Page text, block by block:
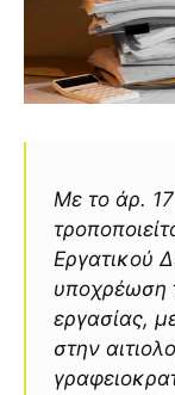
Με το άρ.
Εργατικού
υποχρέωση
εργασίας,
στην